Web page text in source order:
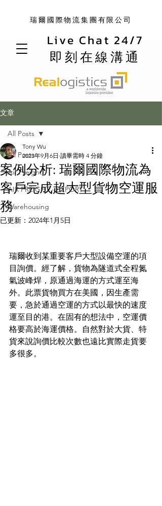
Live Chat 24/7
即刻在線溝通
瑞爾國際物流集團有限公司
文章
All Posts
Air Freight
AIR FREIGHT - EXPORT
Warehousing
All Posts
案例分析: 瑞爾國際物流為
客戶完成超大型貨物空運服
務
Tony Wu
2023年9月6日 讀畢需時 4 分鐘
已更新： 2024年1月5日
瑞爾收到某重要客戶大型設備空運的項
目詢價。經了解，貨物為隧道式全程氮
氣波峰焊，原通過海運的方式運至海
外。此票貨物買方在美國，因生產需
要，急於通過空運的方式以最快的速度
運至目的港。在固有的想法中，空運價
格要高於海運價格。自然對於大貨、特
貨來說詢價比較次數也遠比實際走貨要
多很多。